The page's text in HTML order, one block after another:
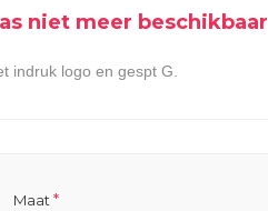
niet meer beschikbaar
indruk logo en gespt G.
Maat *